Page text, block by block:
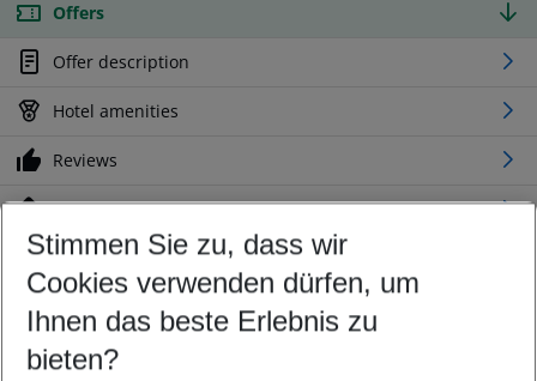
Offers
Offer description
Hotel amenities
Reviews
Location
Customize your offer
Find the perfect deal which suits your best
Your departure airport
Any airport
Stimmen Sie zu, dass wir
Cookies verwenden dürfen, um
Ihnen das beste Erlebnis zu
bieten?